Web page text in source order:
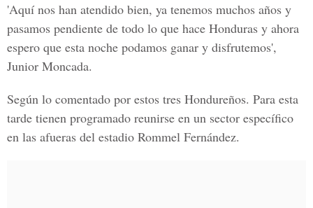
'Aquí nos han atendido bien, ya tenemos muchos años y
pasamos pendiente de todo lo que hace Honduras y ahora
espero que esta noche podamos ganar y disfrutemos',
Junior Moncada.
Según lo comentado por estos tres Hondureños. Para esta
tarde tienen programado reunirse en un sector específico
en las afueras del estadio Rommel Fernández.